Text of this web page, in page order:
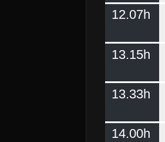
12.07h
13.15h
13.33h
14.00h